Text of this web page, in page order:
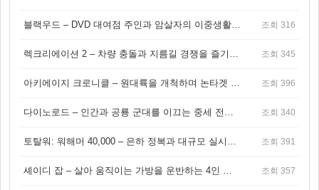
블랙우드 – DVD 대여점 주인과 암살자의 이중생활을 그린 3인칭 액션 스릴러 게임 조회 316
렉크리에이션 2 – 차량 충돌과 지름길 경쟁을 즐기는 오픈월드 아케이드 레이싱 게임 조회 345
아키에이지 크로니클 – 원대륙을 개척하며 논타겟 전투를 즐기는 오픈월드 MMORPG 조회 396
다이노로드 – 인간과 공룡 군대를 이끄는 중세 전략 액션 RPG 조회 340
토탈워: 워해머 40,000 – 은하 정복과 대규모 실시간 전투가 결합된 전략 게임! 조회 391
셰이디 잡 – 살아 움직이는 가방을 운반하는 4인 협동 물리 어드벤처 게임 조회 357